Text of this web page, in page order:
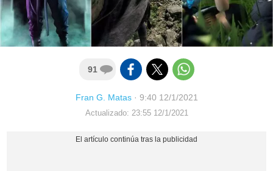
91
Fran G. Matas· 9:40 12/1/2021
Actualizado: 23:55 12/1/2021